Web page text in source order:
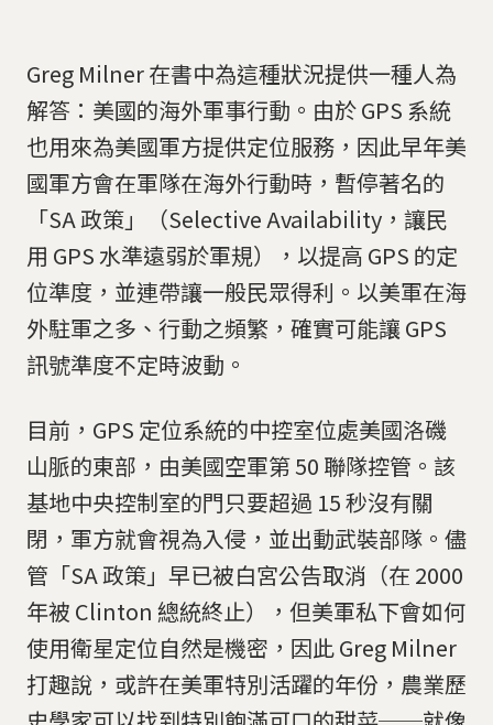
Greg Milner 在書中為這種狀況提供一種人為
解答：美國的海外軍事行動。由於 GPS 系統
也用來為美國軍方提供定位服務，因此早年美
國軍方會在軍隊在海外行動時，暫停著名的
「SA 政策」（Selective Availability，讓民
用 GPS 水準遠弱於軍規），以提高 GPS 的定
位準度，並連帶讓一般民眾得利。以美軍在海
外駐軍之多、行動之頻繁，確實可能讓 GPS
訊號準度不定時波動。
目前，GPS 定位系統的中控室位處美國洛磯
山脈的東部，由美國空軍第 50 聯隊控管。該
基地中央控制室的門只要超過 15 秒沒有關
閉，軍方就會視為入侵，並出動武裝部隊。儘
管「SA 政策」早已被白宮公告取消（在 2000
年被 Clinton 總統終止），但美軍私下會如何
使用衛星定位自然是機密，因此 Greg Milner
打趣說，或許在美軍特別活躍的年份，農業歷